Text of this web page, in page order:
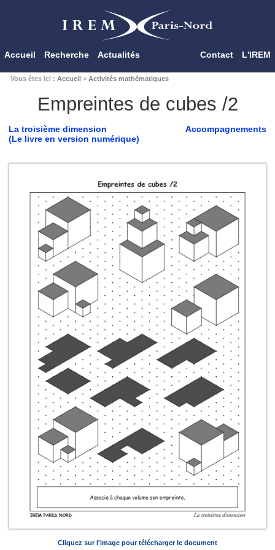
Accueil Recherche Actualités Contact L'IREM
Vous êtes ici : Accueil> Activités mathématiques
Empreintes de cubes /2
Accompagnements
La troisième dimension
(Le livre en version numérique)
Cliquez sur l'image pour télécharger le document